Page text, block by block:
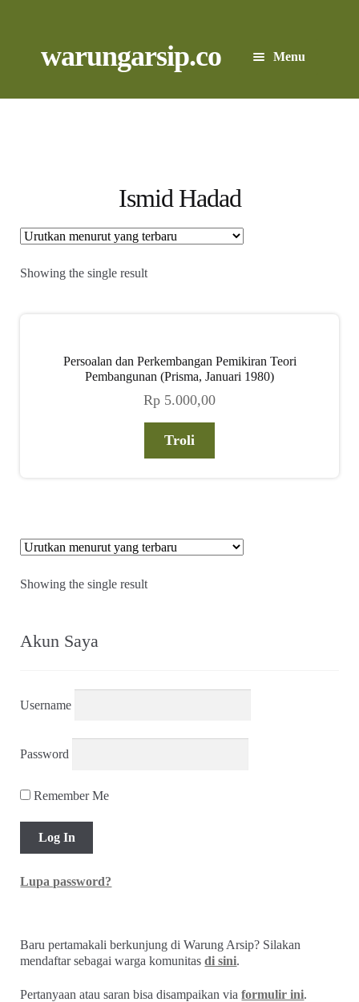
to
to
warungarsip.co Menu
Beranda
Foto
Suara
Cari Arsip
Expand
Ismid Hadad
Showing the single result
Persoalan dan Perkembangan Pemikiran Teori
Pembangunan (Prisma, Januari 1980)
Rp 5.000,00
Troli
Showing the single result
Akun Saya
Username
Password
Remember Me
Lupa password?
Baru pertamakali berkunjung di Warung Arsip? Silakan
mendaftar sebagai warga komunitasdi sini.
Pertanyaan atau saran bisa disampaikan viaformulir ini.